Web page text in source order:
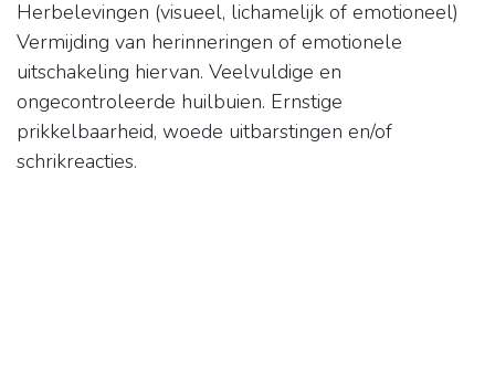
Herbelevingen (visueel, lichamelijk of emotioneel)
Vermijding van herinneringen of emotionele
uitschakeling hiervan. Veelvuldige en
ongecontroleerde huilbuien. Ernstige
prikkelbaarheid, woede uitbarstingen en/of
schrikreacties.